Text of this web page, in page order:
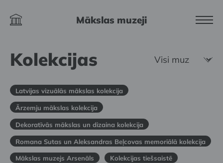
Mākslas muzeji
Kolekcijas
Latvijas vizuālās mākslas kolekcija
Ārzemju mākslas kolekcija
Dekoratīvās mākslas un dizaina kolekcija
Romana Sutas un Aleksandras Beļcovas memoriālā kolekcija
Mākslas muzejs Arsenāls Kolekcijas tiešsaistē